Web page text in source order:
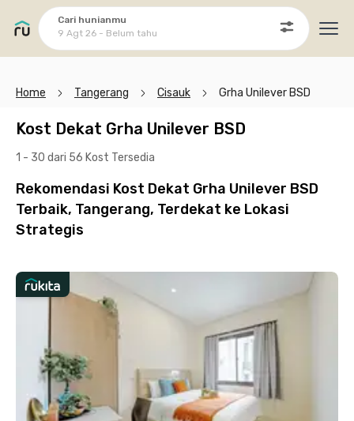
Cari hunianmu
9 Agt 26 - Belum tahu
Home Tangerang Cisauk Grha Unilever BSD
Kost Dekat Grha Unilever BSD
1 - 30 dari 56 Kost Tersedia
Rekomendasi Kost Dekat Grha Unilever BSD
Terbaik, Tangerang, Terdekat ke Lokasi
Strategis